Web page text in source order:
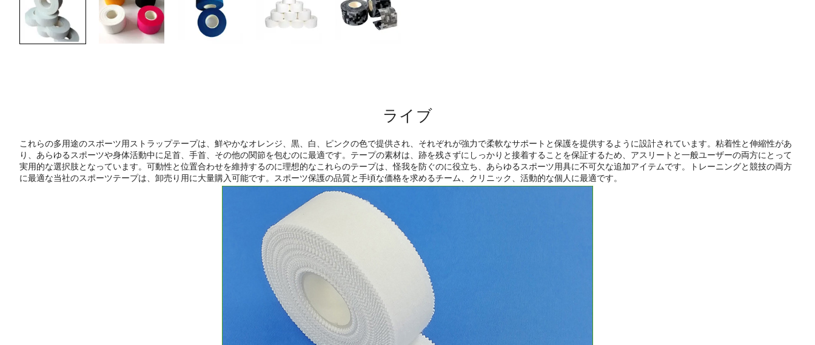
ライブ
これらの多用途のスポーツ用ストラップテープは、鮮やかなオレンジ、黒、白、ピンクの色で提供され、それぞれが強力で柔軟なサポートと保護を提供するように設計されています。粘着性と伸縮性があ
り、あらゆるスポーツや身体活動中に足首、手首、その他の関節を包むのに最適です。テープの素材は、跡を残さずにしっかりと接着することを保証するため、アスリートと一般ユーザーの両方にとって
実用的な選択肢となっています。可動性と位置合わせを維持するのに理想的なこれらのテープは、怪我を防ぐのに役立ち、あらゆるスポーツ用具に不可欠な追加アイテムです。トレーニングと競技の両方
に最適な当社のスポーツテープは、卸売り用に大量購入可能です。スポーツ保護の品質と手頃な価格を求めるチーム、クリニック、活動的な個人に最適です。